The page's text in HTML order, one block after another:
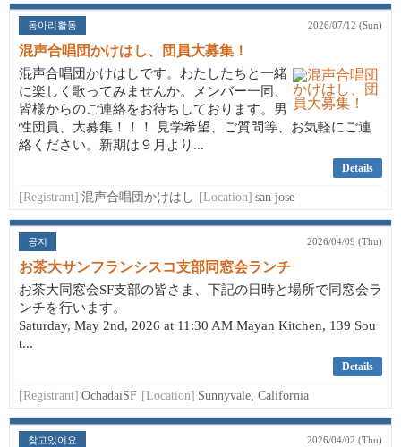
동아리활동 2026/07/12 (Sun)
混声合唱団かけはし、団員大募集！
混声合唱団かけはしです。わたしたちと一緒
に楽しく歌ってみませんか。メンバー一同、
皆様からのご連絡をお待ちしております。男
性団員、大募集！！！ 見学希望、ご質問等、お気軽にご連
絡ください。新期は９月より...
Details
[Registrant] 混声合唱団かけはし [Location] san jose
공지 2026/04/09 (Thu)
お茶大サンフランシスコ支部同窓会ランチ
お茶大同窓会SF支部の皆さま、下記の日時と場所で同窓会ラ
ンチを行います。
Saturday, May 2nd, 2026 at 11:30 AM Mayan Kitchen, 139 Sou
t...
Details
[Registrant] OchadaiSF [Location] Sunnyvale, California
찾고있어요 2026/04/02 (Thu)